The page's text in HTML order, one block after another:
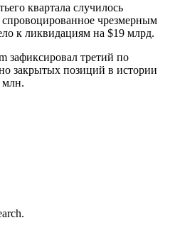
квартала случилось
спровоцированное чрезмерным
к ликвидациям на $19 млрд.
зафиксировал третий по
закрытых позиций в истории
млн.